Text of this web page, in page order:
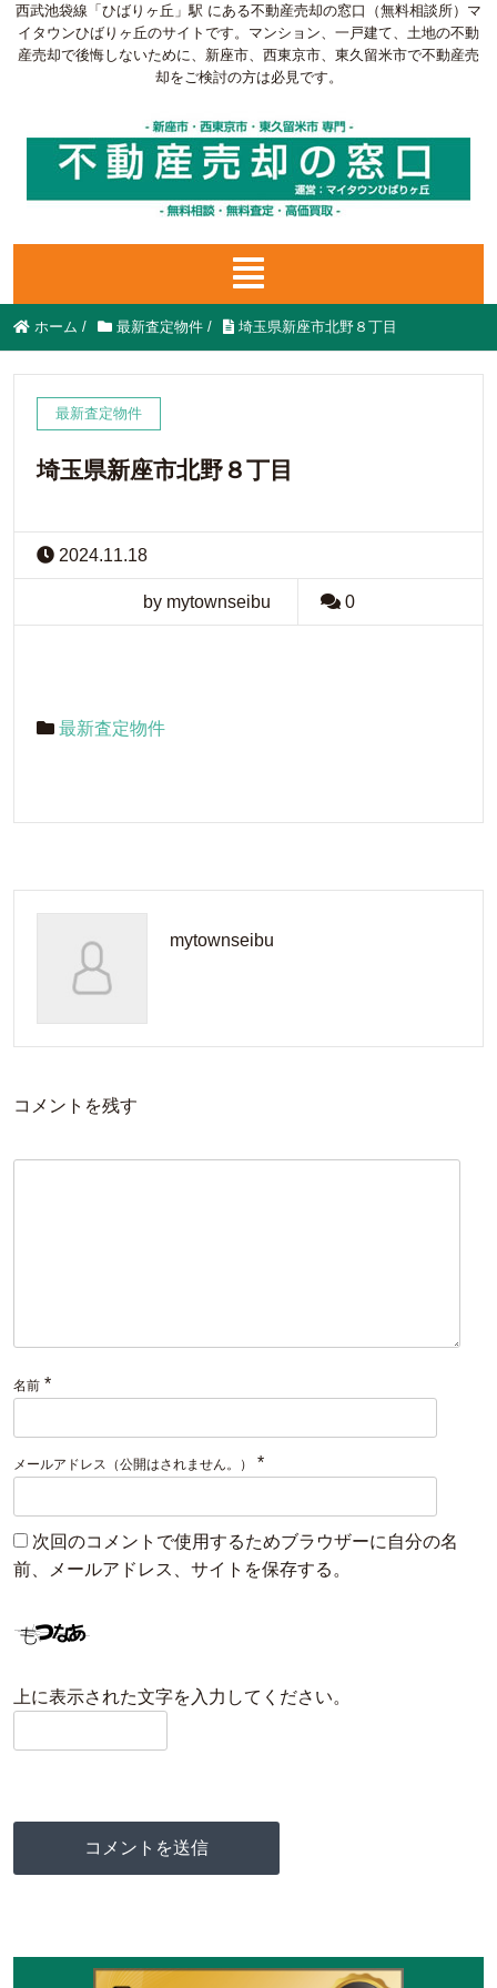
西武池袋線「ひばりヶ丘」駅 にある不動産売却の窓口（無料相談所）マ
イタウンひばりヶ丘のサイトです。マンション、一戸建て、土地の不動
産売却で後悔しないために、新座市、西東京市、東久留米市で不動産売
却をご検討の方は必見です。
ホーム / 最新査定物件 / 埼玉県新座市北野８丁目
最新査定物件
埼玉県新座市北野８丁目
2024.11.18
by mytownseibu 0
最新査定物件
mytownseibu
コメントを残す
名前 *
メールアドレス（公開はされません。） *
次回のコメントで使用するためブラウザーに自分の名
前、メールアドレス、サイトを保存する。
上に表示された文字を入力してください。